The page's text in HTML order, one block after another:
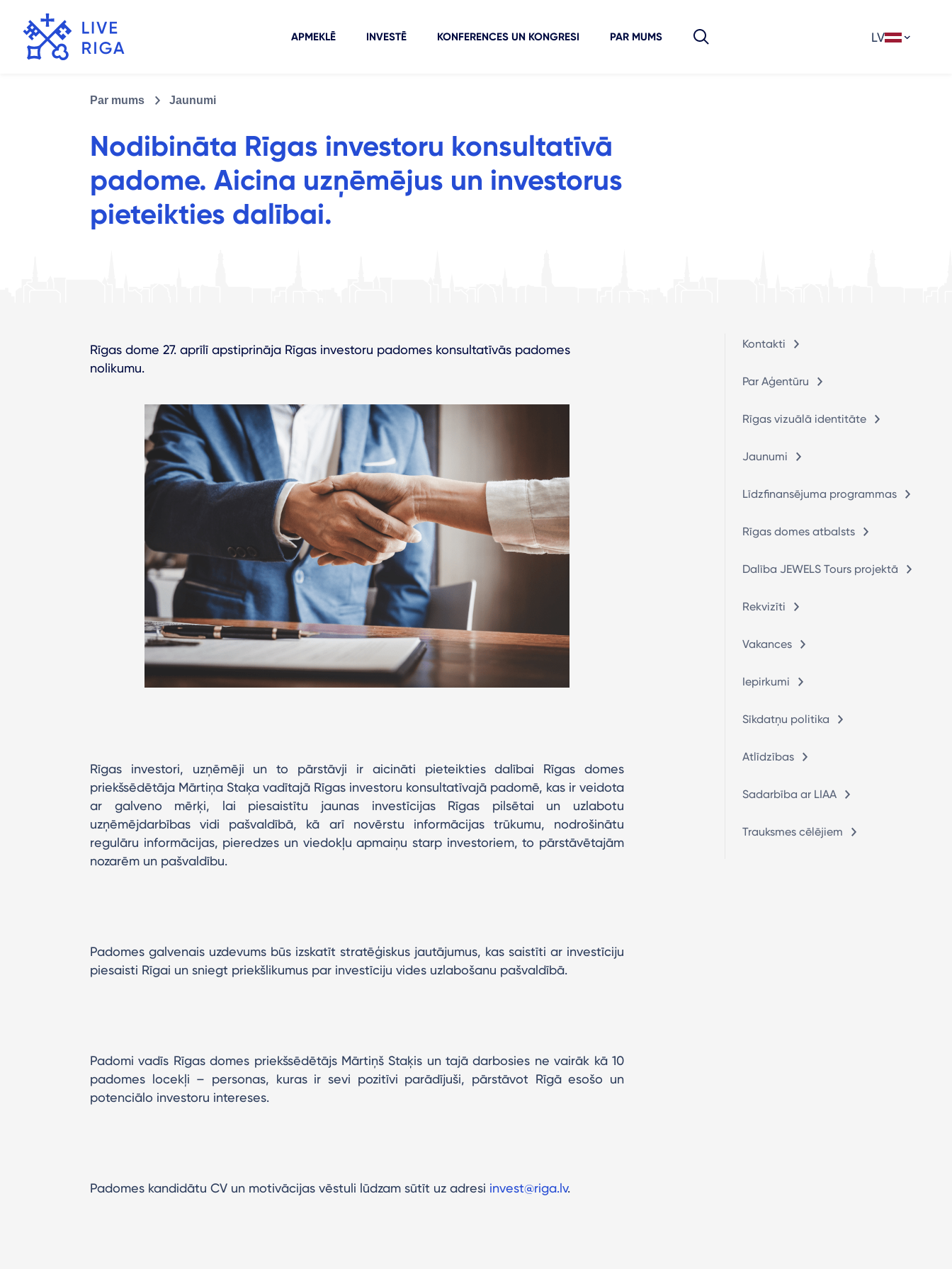
APMEKLĒ INVESTĒ KONFERENCES UN KONGRESI PAR MUMS LV
Par mums Jaunumi
Nodibināta Rīgas investoru konsultatīvā
padome. Aicina uzņēmējus un investorus
pieteikties dalībai.
Kontakti
Par Aģentūru
Rīgas vizuālā identitāte
Jaunumi
Līdzfinansējuma programmas
Rīgas domes atbalsts
Dalība JEWELS Tours projektā
Rekvizīti
Vakances
Iepirkumi
Sīkdatņu politika
Atlīdzības
Sadarbība ar LIAA
Trauksmes cēlējiem
Rīgas dome 27. aprīlī apstiprināja Rīgas investoru padomes konsultatīvās padomes
nolikumu.
Rīgas investori, uzņēmēji un to pārstāvji ir aicināti pieteikties dalībai Rīgas domes
priekšsēdētāja Mārtiņa Staķa vadītajā Rīgas investoru konsultatīvajā padomē, kas ir veidota
ar galveno mērķi, lai piesaistītu jaunas investīcijas Rīgas pilsētai un uzlabotu
uzņēmējdarbības vidi pašvaldībā, kā arī novērstu informācijas trūkumu, nodrošinātu
regulāru informācijas, pieredzes un viedokļu apmaiņu starp investoriem, to pārstāvētajām
nozarēm un pašvaldību.
Padomes galvenais uzdevums būs izskatīt stratēģiskus jautājumus, kas saistīti ar investīciju
piesaisti Rīgai un sniegt priekšlikumus par investīciju vides uzlabošanu pašvaldībā.
Padomi vadīs Rīgas domes priekšsēdētājs Mārtiņš Staķis un tajā darbosies ne vairāk kā 10
padomes locekļi – personas, kuras ir sevi pozitīvi parādījuši, pārstāvot Rīgā esošo un
potenciālo investoru intereses.
Padomes kandidātu CV un motivācijas vēstuli lūdzam sūtīt uz adresi invest@riga.lv.